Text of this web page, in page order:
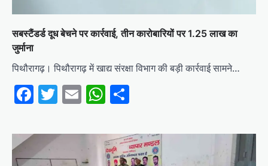
सबस्टैंडर्ड दूध बेचने पर कार्रवाई, तीन कारोबारियों पर 1.25 लाख का
जुर्माना
पिथौरागढ़। पिथौरागढ़ में खाद्य संरक्षा विभाग की बड़ी कार्रवाई सामने…
Facebook
Twitter
EmailWhatsApp